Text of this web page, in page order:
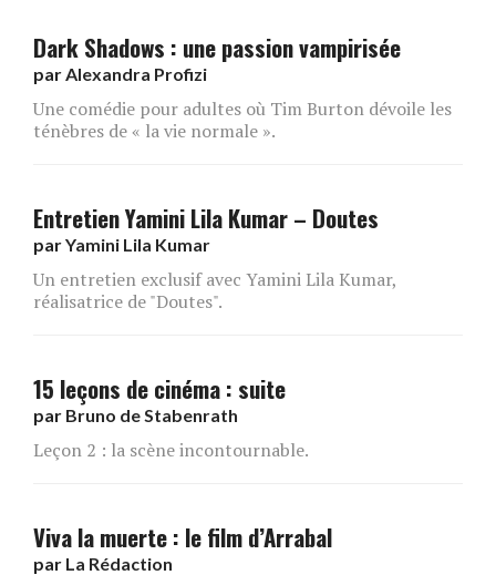
Dark Shadows : une passion vampirisée
parAlexandra Profizi
Une comédie pour adultes où Tim Burton dévoile les
ténèbres de « la vie normale ».
Entretien Yamini Lila Kumar – Doutes
parYamini Lila Kumar
Un entretien exclusif avec Yamini Lila Kumar,
réalisatrice de "Doutes".
15 leçons de cinéma : suite
par Bruno de Stabenrath
Leçon 2 : la scène incontournable.
Viva la muerte : le film d’Arrabal
par La Rédaction